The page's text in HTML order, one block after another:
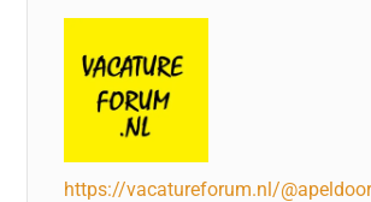
https://vacatureforum.nl/